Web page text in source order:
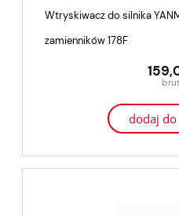
Wtryskiwacz do silnika
zamienników 178F
dodaj